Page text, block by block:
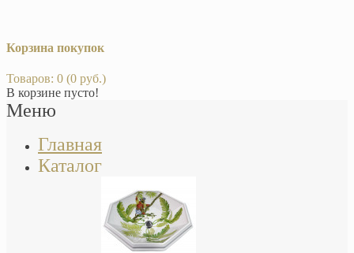
Корзина покупок
Товаров: 0 (0 руб.)
В корзине пусто!
Меню
Главная
Каталог